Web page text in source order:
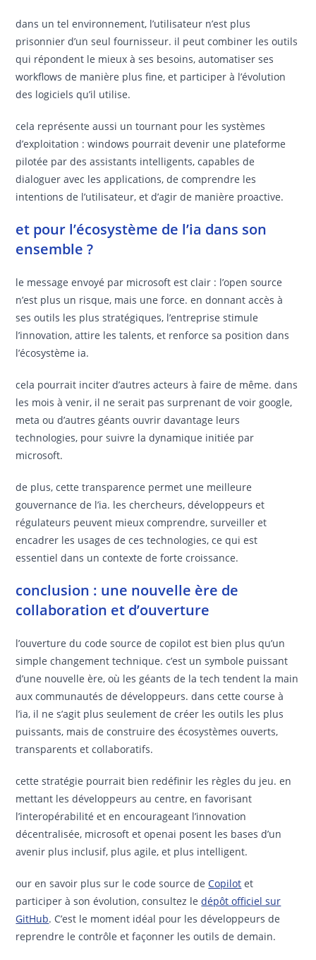
dans un tel environnement, l’utilisateur n’est plus
prisonnier d’un seul fournisseur. il peut combiner les outils
qui répondent le mieux à ses besoins, automatiser ses
workflows de manière plus fine, et participer à l’évolution
des logiciels qu’il utilise.
cela représente aussi un tournant pour les systèmes
d’exploitation : windows pourrait devenir une plateforme
pilotée par des assistants intelligents, capables de
dialoguer avec les applications, de comprendre les
intentions de l’utilisateur, et d’agir de manière proactive.
et pour l’écosystème de l’ia dans son
ensemble ?
le message envoyé par microsoft est clair : l’open source
n’est plus un risque, mais une force. en donnant accès à
ses outils les plus stratégiques, l’entreprise stimule
l’innovation, attire les talents, et renforce sa position dans
l’écosystème ia.
cela pourrait inciter d’autres acteurs à faire de même. dans
les mois à venir, il ne serait pas surprenant de voir google,
meta ou d’autres géants ouvrir davantage leurs
technologies, pour suivre la dynamique initiée par
microsoft.
de plus, cette transparence permet une meilleure
gouvernance de l’ia. les chercheurs, développeurs et
régulateurs peuvent mieux comprendre, surveiller et
encadrer les usages de ces technologies, ce qui est
essentiel dans un contexte de forte croissance.
conclusion : une nouvelle ère de
collaboration et d’ouverture
l’ouverture du code source de copilot est bien plus qu’un
simple changement technique. c’est un symbole puissant
d’une nouvelle ère, où les géants de la tech tendent la main
aux communautés de développeurs. dans cette course à
l’ia, il ne s’agit plus seulement de créer les outils les plus
puissants, mais de construire des écosystèmes ouverts,
transparents et collaboratifs.
cette stratégie pourrait bien redéfinir les règles du jeu. en
mettant les développeurs au centre, en favorisant
l’interopérabilité et en encourageant l’innovation
décentralisée, microsoft et openai posent les bases d’un
avenir plus inclusif, plus agile, et plus intelligent.
our en savoir plus sur le code source deCopilot et
participer à son évolution, consultez ledépôt officiel sur
GitHub. C’est le moment idéal pour les développeurs de
reprendre le contrôle et façonner les outils de demain.